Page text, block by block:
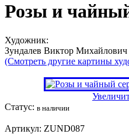
Розы и
Художник:
Зундалев Виктор Михайлович
(Смотреть другие картины
Статус: в наличии
Артикул: ZUND087